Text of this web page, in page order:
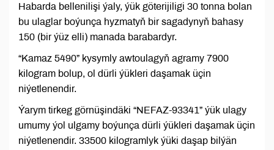
Habarda bellenilişi ýaly, ýük göterijiligi 30 tonna bolan
bu ulaglar boýunça hyzmatyň bir sagadynyň bahasy
150 (bir ýüz elli) manada barabardyr.
“Kamaz 5490” kysymly awtoulagyň agramy 7900
kilogram bolup, ol dürli ýükleri daşamak üçin
niýetlenendir.
Ýarym tirkeg görnüşindäki “NEFAZ-93341” ýük ulagy
umumy ýol ulgamy boýunça dürli ýükleri daşamak üçin
niýetlenendir. 33500 kilogramlyk ýüki daşap bilýän